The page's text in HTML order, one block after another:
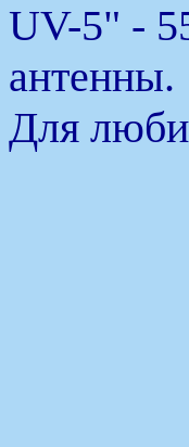
UV-5" -
антенны.
Для